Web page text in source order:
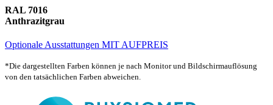
RAL 7016
Anthrazitgrau
Optionale Ausstattungen MIT AUFPREIS
*Die dargestellten Farben können je nach Monitor und Bildschirmauflösung
von den tatsächlichen Farben abweichen.